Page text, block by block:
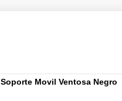
Soporte Movil Ventosa Negro